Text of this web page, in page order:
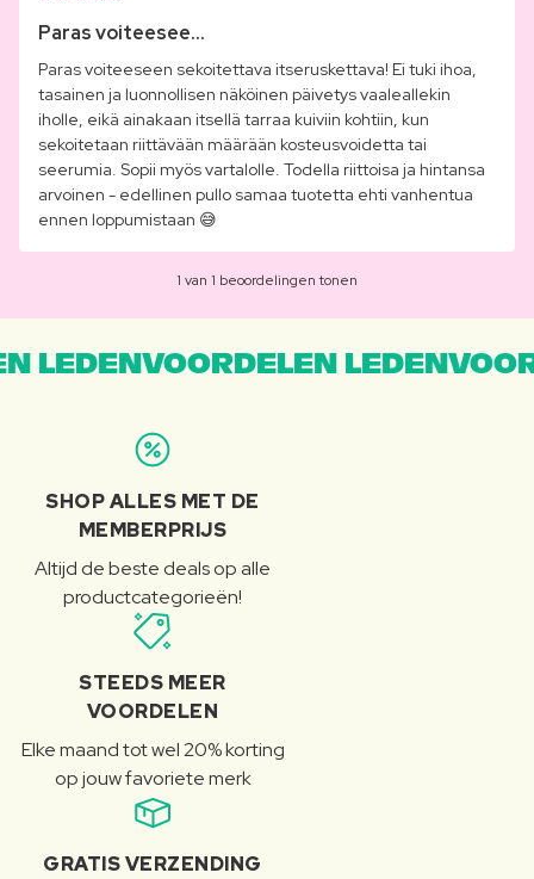
Paras voiteesee...
Paras voiteeseen sekoitettava itseruskettava! Ei tuki ihoa,
tasainen ja luonnollisen näköinen päivetys vaaleallekin
iholle, eikä ainakaan itsellä tarraa kuiviin kohtiin, kun
sekoitetaan riittävään määrään kosteusvoidetta tai
seerumia. Sopii myös vartalolle. Todella riittoisa ja hintansa
arvoinen - edellinen pullo samaa tuotetta ehti vanhentua
ennen loppumistaan 😅
1 van 1 beoordelingen tonen
LEDENVOORDELEN
SHOP ALLES MET DE
MEMBERPRIJS
Altijd de beste deals op alle
productcategorieën!
STEEDS MEER
VOORDELEN
Elke maand tot wel 20% korting
op jouw favoriete merk
GRATIS VERZENDING